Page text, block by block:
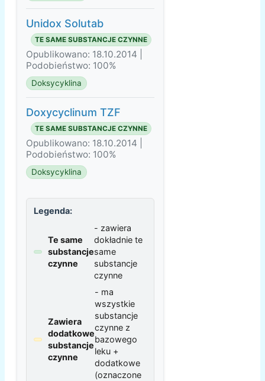
Unidox Solutab
TE SAME SUBSTANCJE CZYNNE
Opublikowano: 18.10.2014 |
Podobieństwo: 100%
Doksycyklina
Doxycyclinum TZF
TE SAME SUBSTANCJE CZYNNE
Opublikowano: 18.10.2014 |
Podobieństwo: 100%
Doksycyklina
Legenda:
Te same
substancje
czynne
- zawiera
dokładnie te
same
substancje
czynne
Zawiera
dodatkowe
substancje
czynne
- ma
wszystkie
substancje
czynne z
bazowego
leku +
dodatkowe
(oznaczone